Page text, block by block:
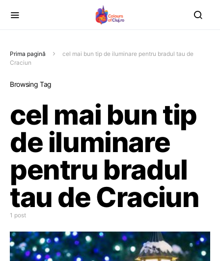
Prima pagină
cel mai bun tip de iluminare pentru bradul tau de
Craciun
Browsing Tag
cel mai bun tip
de iluminare
pentru bradul
tau de Craciun
1 post